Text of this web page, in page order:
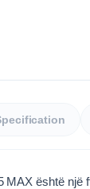
MAX është një